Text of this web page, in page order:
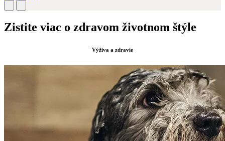
Zistite viac o zdravom životnom štýle
Výživa a zdravie